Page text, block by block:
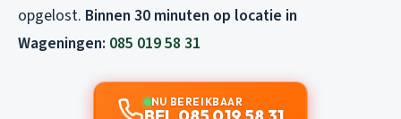
opgelost. Binnen 30 minuten op locatie in
Wageningen: 085 019 58 31
NU BEREIKBAAR